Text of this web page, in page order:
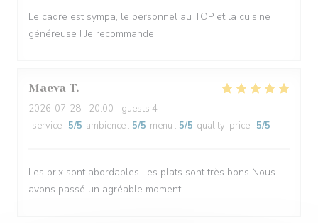
Le cadre est sympa, le personnel au TOP et la cuisine
généreuse ! Je recommande
Maeva T
2026-07-28 - 20:00 - guests 4
service : 5/5 ambience : 5/5 menu : 5/5 quality_price : 5/5
Les prix sont abordables Les plats sont très bons Nous
avons passé un agréable moment